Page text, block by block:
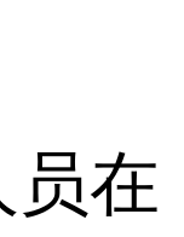
员在